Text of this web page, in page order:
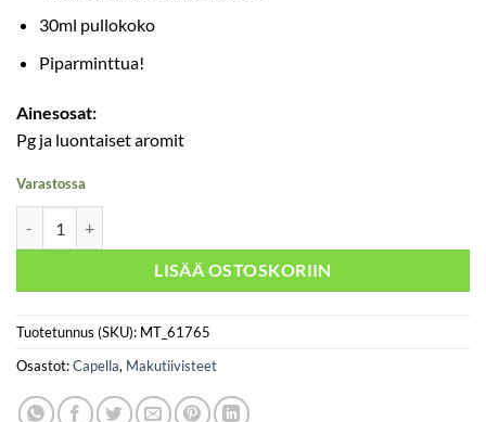
30ml pullokoko
Piparminttua!
Ainesosat:
Pg ja luontaiset aromit
Varastossa
LISÄÄ OSTOSKORIIN
Tuotetunnus (SKU): MT_61765
Osastot:Capella, Makutiivisteet